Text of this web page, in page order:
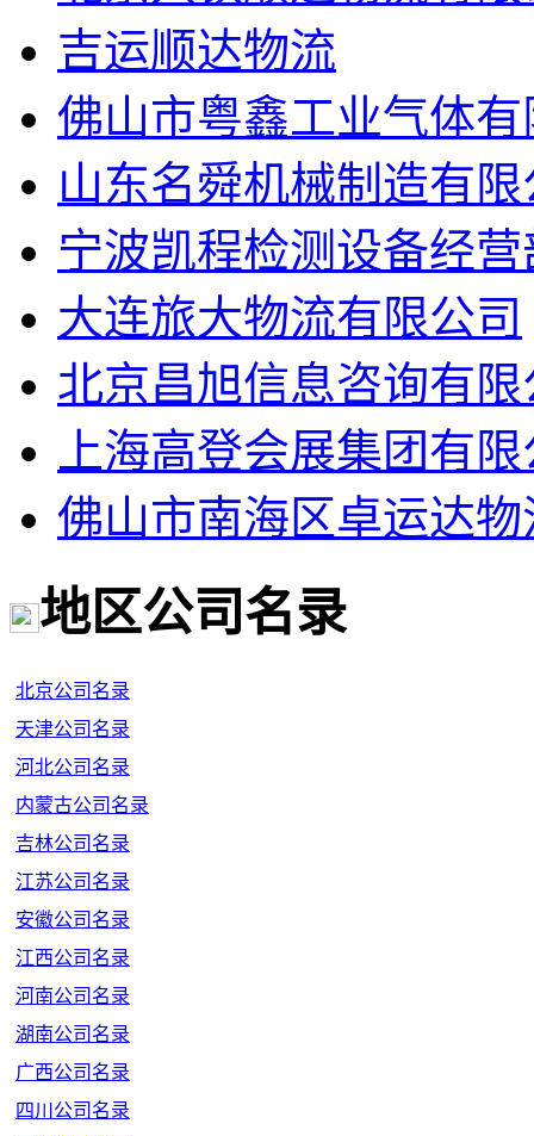
吉运顺达物流
佛山市粤鑫工业气体
山东名舜机械制造有
宁波凯程检测设备经营
大连旅大物流有限公司
北京昌旭信息咨询有限
上海高登会展集团有
佛山市南海区卓运达物
地区公司名录
北京公司名录
天津公司名录
河北公司名录
内蒙古公司名录
吉林公司名录
江苏公司名录
安徽公司名录
江西公司名录
河南公司名录
湖南公司名录
广西公司名录
四川公司名录